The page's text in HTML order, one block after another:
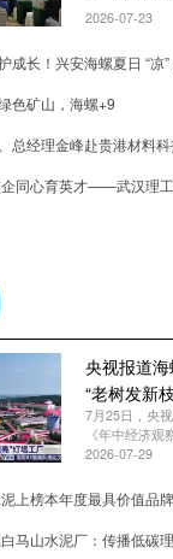
居所，更是阖
实终端口碑与
等部门联合举
障、实地生产
村建设工匠队
解海螺水泥
普瓷砖胶、干
各类施工质量
解，一位从业
以前凭经验施
时不时留下质
性、规范配比
源头避开问题
品质培训第二
优秀工匠代表
了湖南海螺
2026-07-23
成长！兴安海螺夏日 “凉
色矿山，海螺+9
总经理金峰赴贵港材料
同心育英才——武汉理
央视报道
“老树发新
7月25日，央
《年中经济观
探访安徽制造
国建材行业首
业的智能跃迁
2026-07-29
上榜本年度最具价值品
马山水泥厂：传播低碳